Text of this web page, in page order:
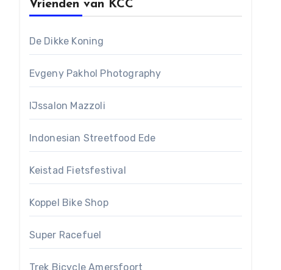
Vrienden van KCC
De Dikke Koning
Evgeny Pakhol Photography
IJssalon Mazzoli
Indonesian Streetfood Ede
Keistad Fietsfestival
Koppel Bike Shop
Super Racefuel
Trek Bicycle Amersfoort